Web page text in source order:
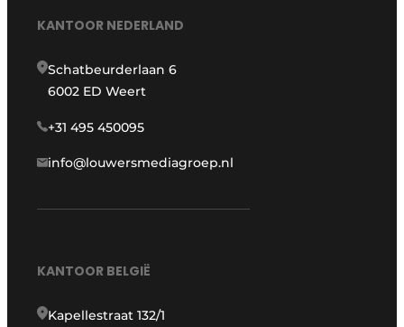
KANTOOR NEDERLAND
Schatbeurderlaan 6
6002 ED Weert
+31 495 450095
info@louwersmediagroep.nl
KANTOOR BELGIË
Kapellestraat 132/1